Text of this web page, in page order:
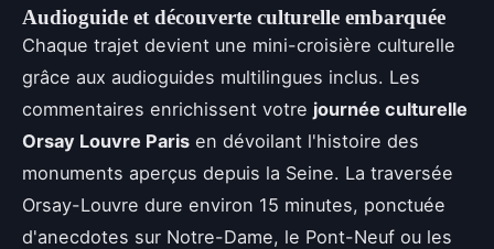
Audioguide et découverte culturelle embarquée
Chaque trajet devient une mini-croisière culturelle
grâce aux audioguides multilingues inclus. Les
commentaires enrichissent votre journée culturelle
Orsay Louvre Paris en dévoilant l'histoire des
monuments aperçus depuis la Seine. La traversée
Orsay-Louvre dure environ 15 minutes, ponctuée
d'anecdotes sur Notre-Dame, le Pont-Neuf ou les